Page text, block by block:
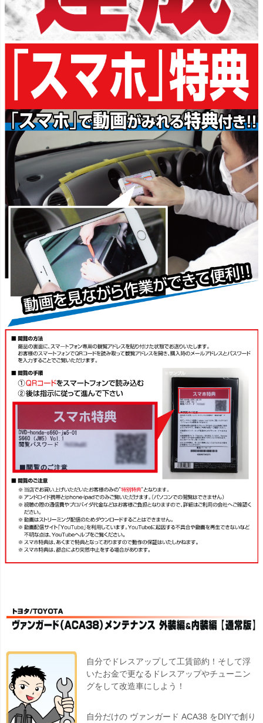
自分でドレスアップして工賃節約！そして浮
いたお金で更なるドレスアップやチューニン
グをして改造車にしよう！
自分だけの ヴァンガード ACA38 をDIYで創り